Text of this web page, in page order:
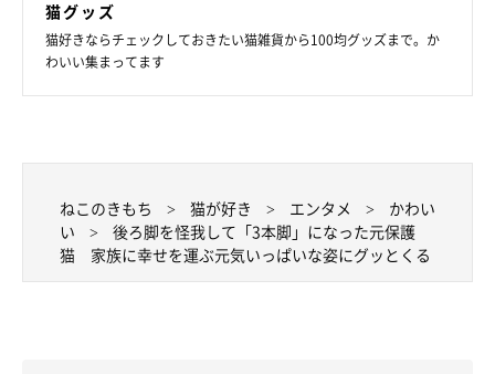
写真提供・取材協力／
※この記事は投稿者さまにご了承をいただいたうえで制作してい
猫グッズ
猫好きならチェックしておきたい猫雑貨から100均グッズまで。か
わいい集まってます
ねこのきもち 猫が好き エンタメ
かわい
い
後ろ脚を怪我して「3本脚」になった元保護
猫 家族に幸せを運ぶ元気いっぱいな姿にグッとくる